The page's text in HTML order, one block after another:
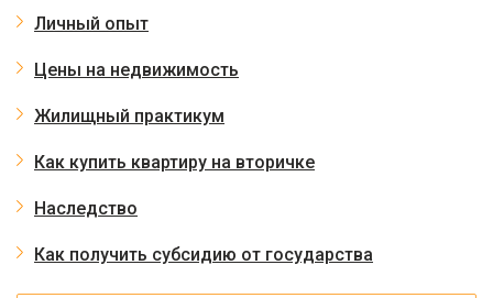
Личный опыт
Цены на недвижимость
Жилищный практикум
Как купить квартиру на вторичке
Наследство
Как получить субсидию от государства